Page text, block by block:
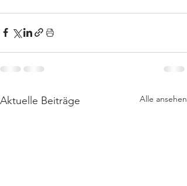
Aktuelle Beiträge Alle ansehen